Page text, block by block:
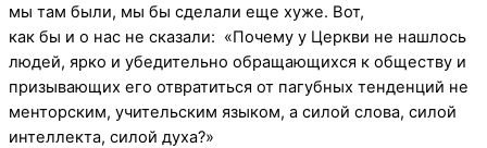
мы там были, мы бы сделали еще хуже. Вот,
как бы и о нас не сказали: «Почему у Церкви не нашлось
людей, ярко и убедительно обращающихся к обществу и
призывающих его отвратиться от пагубных тенденций не
менторским, учительским языком, а силой слова, силой
интеллекта, силой духа?»